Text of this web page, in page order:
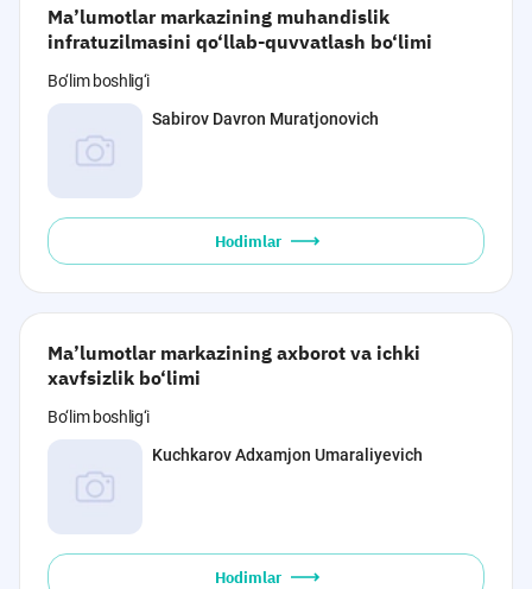
Ma’lumotlar markazining muhandislik
infratuzilmasini qo‘llab-quvvatlash bo‘limi
Bo‘lim boshlig‘i
Sabirov Davron Muratjonovich
Hodimlar
Ma’lumotlar markazining axborot va ichki
xavfsizlik bo‘limi
Bo‘lim boshlig‘i
Kuchkarov Adxamjon Umaraliyevich
Hodimlar